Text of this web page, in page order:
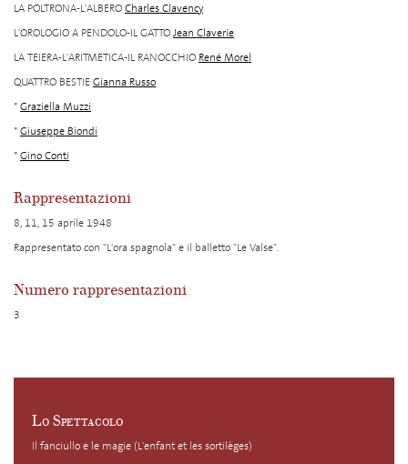
LA POLTRONA-L'ALBEROCharles Clavency
L'OROLOGIO A PENDOLO-IL GATTOJean Claverie
LA TEIERA-L'ARITMETICA-IL RANOCCHIO René Morel
QUATTRO BESTIEGianna Russo
*Graziella Muzzi
*Giuseppe Biondi
*Gino Conti
Rappresentazioni
8, 11, 15 aprile 1948
Rappresentato con "L'ora spagnola" e il balletto "Le Valse".
Numero rappresentazioni
3
Lo Spettacolo
Il fanciullo e le magie (L'enfant et les sortilèges)